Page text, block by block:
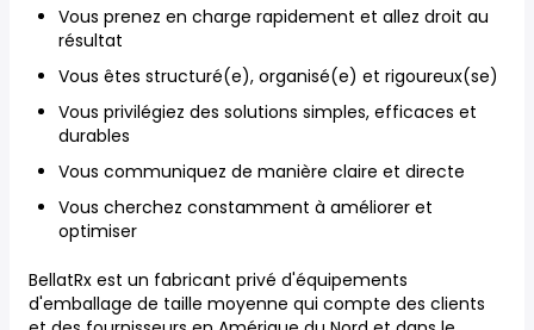
Vous prenez en charge rapidement et allez droit au
résultat
Vous êtes structuré(e), organisé(e) et rigoureux(se)
Vous privilégiez des solutions simples, efficaces et
durables
Vous communiquez de manière claire et directe
Vous cherchez constamment à améliorer et
optimiser
BellatRx est un fabricant privé d'équipements
d'emballage de taille moyenne qui compte des clients